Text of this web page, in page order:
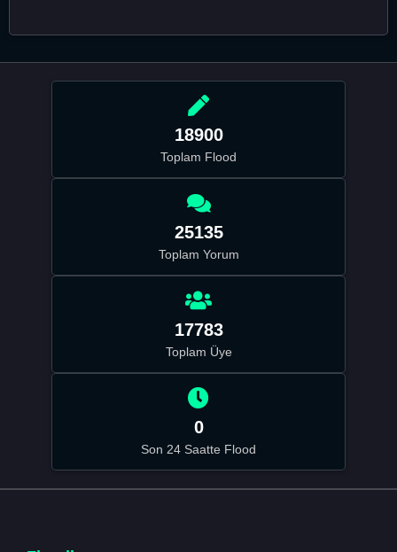
18900
Toplam Flood
25135
Toplam Yorum
17783
Toplam Üye
0
Son 24 Saatte Flood